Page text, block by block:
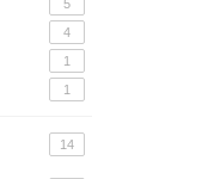
5
4
1
1
14